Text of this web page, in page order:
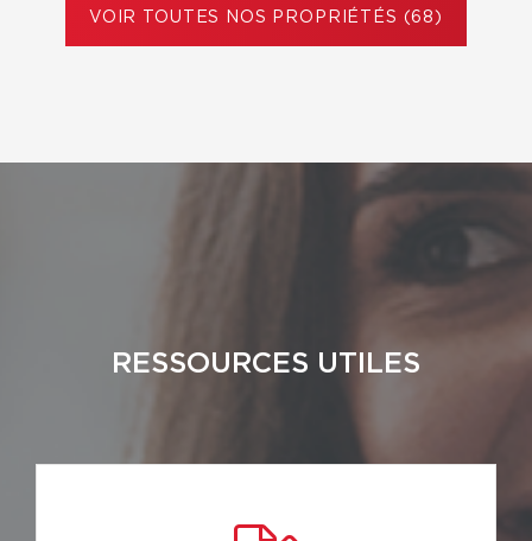
VOIR TOUTES NOS PROPRIÉTÉS (68)
RESSOURCES UTILES